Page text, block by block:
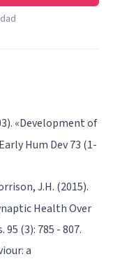
«Development of
Hum Dev 73 (1-
J.H. (2015).
Health Over
(3): 785 - 807.
a